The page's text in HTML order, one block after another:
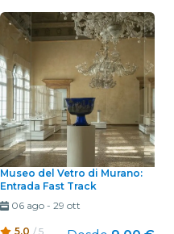
Museo del Vetro di Murano:
Entrada Fast Track
06 ago- 29 ott
5.0 / 5